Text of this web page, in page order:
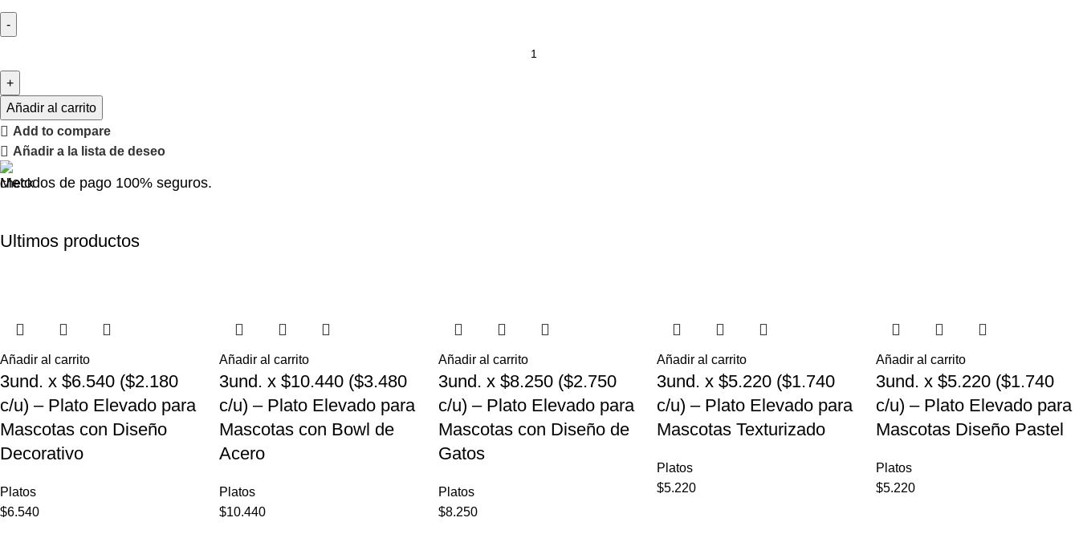
Añadir al carrito
Add to compare
Añadir a la lista de deseo
Metodos de pago 100% seguros.
Ultimos productos
Añadir al carrito
3und. x $6.540 ($2.180
c/u) – Plato Elevado para
Mascotas con Diseño
Decorativo
Platos
$6.540
Añadir al carrito
3und. x $10.440 ($3.480
c/u) – Plato Elevado para
Mascotas con Bowl de
Acero
Platos
$10.440
Añadir al carrito
3und. x $8.250 ($2.750
c/u) – Plato Elevado para
Mascotas con Diseño de
Gatos
Platos
$8.250
Añadir al carrito
3und. x $5.220 ($1.740
c/u) – Plato Elevado para
Mascotas Texturizado
Platos
$5.220
Añadir al carrito
3und. x $5.220 ($1.740
c/u) – Plato Elevado para
Mascotas Diseño Pastel
Platos
$5.220